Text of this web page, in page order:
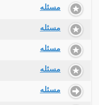
مسئله
مسئله
مسئله
مسئله
مسئله